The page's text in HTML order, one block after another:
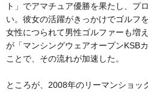
ト」でアマチュア優勝を果たし、プ
い。彼女の活躍がきっかけでゴルフ
女性につられて男性ゴルファーも増
が「マンシングウェアオープンKSB
ことで、その流れが加速した。
ところが、2008年のリーマンショ